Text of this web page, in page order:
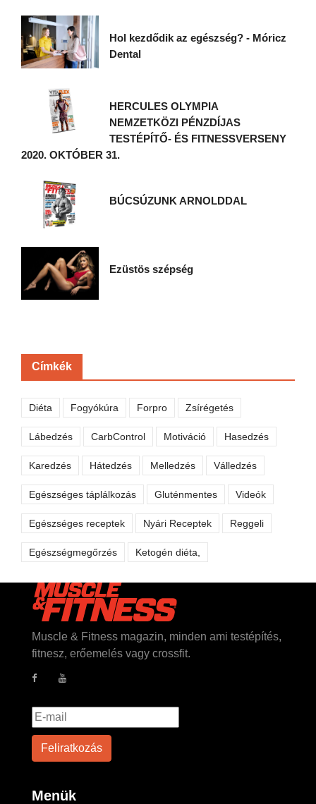
Hol kezdődik az egészség? - Móricz
Dental
HERCULES OLYMPIA
NEMZETKÖZI PÉNZDÍJAS
TESTÉPÍTŐ- ÉS FITNESSVERSENY
2020. OKTÓBER 31.
BÚCSÚZUNK ARNOLDDAL
Ezüstös szépség
Címkék
Diéta Fogyókúra Forpro Zsírégetés
Lábedzés CarbControl Motiváció Hasedzés
Karedzés Hátedzés Melledzés Válledzés
Egészséges táplálkozás Gluténmentes Videók
Egészséges receptek Nyári Receptek Reggeli
Egészségmegőrzés Ketogén diéta,
Muscle & Fitness magazin, minden ami testépítés,
fitnesz, erőemelés vagy crossfit.
Menük